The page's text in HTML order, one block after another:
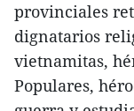
provinciales
dignatarios
vietnamitas,
Populares,